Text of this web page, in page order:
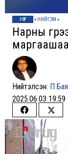
НҮҮР » НИЙГЭМ »
Нарны
Нийтэлсэн: П
2025.06.03 19:59
Share
on
Facebook
Share
on